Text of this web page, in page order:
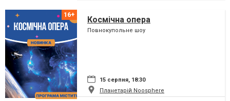
Космічна опера
Повнокупольне шоу
15 серпня, 18:30
Планетарій Noosphere